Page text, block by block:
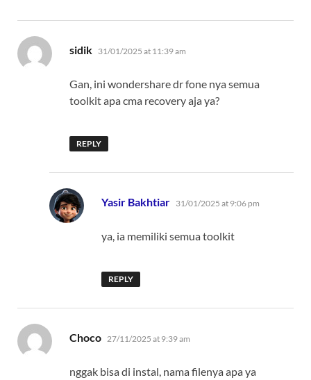
sidik says:
31/01/2025 at 11:39 am
Gan, ini wondershare dr fone nya semua
toolkit apa cma recovery aja ya?
REPLY
Yasir Bakhtiar says:
31/01/2025 at 9:06 pm
ya, ia memiliki semua toolkit
REPLY
Choco says:
27/11/2025 at 9:39 am
nggak bisa di instal, nama filenya apa ya